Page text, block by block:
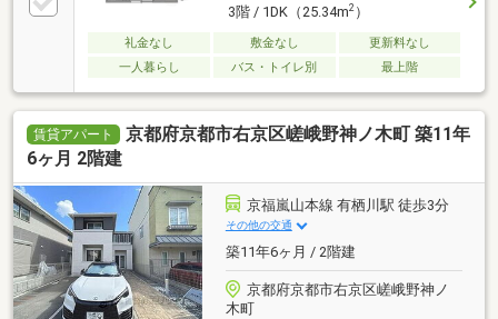
3階 / 1DK（25.34m2）
礼金なし 敷金なし
更新料なし
一人暮らし
バス・トイレ別 最上階
賃貸アパート
京都府京都市右京区嵯峨野神ノ木町 築11年
6ヶ月 2階建
京福嵐山本線 有栖川駅 徒歩3分
その他の交通
築11年6ヶ月 / 2階建
京都府京都市右京区嵯峨野神ノ
木町